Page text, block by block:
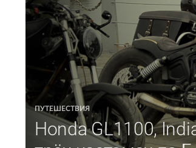
ПУТЕШЕСТВИЯ
Honda GL1100,